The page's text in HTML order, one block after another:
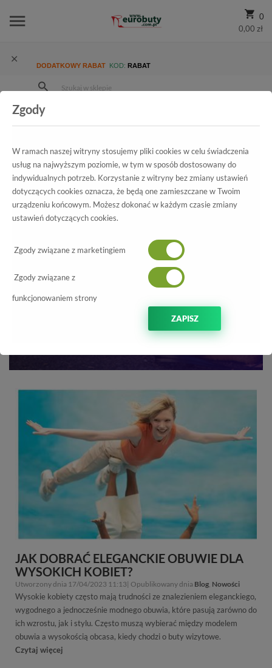
0
0,00 zł
DODATKOWY RABAT KOD: RABAT
05/08/2026 10:18
BLOG
JAK DOBRAĆ ELEGANCKIE OBUWIE DLA
WYSOKICH KOBIET?
Utworzony dnia 17/04/2023 11:13| Opublikowany dnia Blog, Nowości
Wysokie kobiety często mają trudności ze znalezieniem eleganckiego,
wygodnego a jednocześnie modnego obuwia, które pasują zarówno do
ich wzrostu, jak i stylu. Często muszą wybierać między modelem
obuwia a wysokością obcasa, kiedy chodzi o buty wizytowe.
Czytaj więcej
Zgody
W ramach naszej witryny stosujemy pliki cookies w celu świadczenia
usług na najwyższym poziomie, w tym w sposób dostosowany do
indywidualnych potrzeb. Korzystanie z witryny bez zmiany ustawień
dotyczących cookies oznacza, że będą one zamieszczane w Twoim
urządzeniu końcowym. Możesz dokonać w każdym czasie zmiany
ustawień dotyczących cookies.
Zgody związane z marketingiem
Zgody związane z
funkcjonowaniem strony
ZAPISZ